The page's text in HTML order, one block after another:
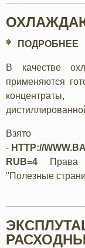
ПОДРОБНЕЕ
В качестве
применяются
Взято
- HTTP://
RUB=4 Права
"Полезные